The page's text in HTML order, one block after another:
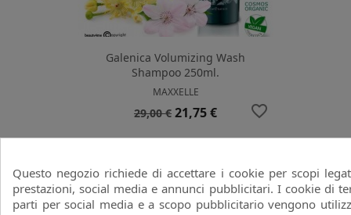
Galenica Volumizing Wash
Shampoo 250ml.
MAXXELLE
Prezzo
29,00 € Prezzo
21,75 € favorite_border
-25%
Questo negozio richiede di accettare i cookie per scopi
prestazioni, social media e annunci pubblicitari. I cookie di
parti per social media e a scopo pubblicitario vengono